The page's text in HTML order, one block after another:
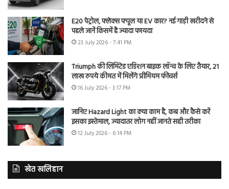
E20 पेट्रोल, फ्लेक्स फ्यूल या EV कार? नई गाड़ी खरीदने से
पहले जानें किसमें है ज्यादा फायदा
23 July 2026 - 7:41 PM
Triumph की लिमिटेड एडिशन बाइक लॉन्च के लिए तैयार, 21
लाख रुपये कीमत में मिलेंगे प्रीमियम फीचर्स
16 July 2026 - 3:17 PM
जानिए Hazard Light का क्या काम है, कब और कैसे करें
इसका इस्तेमाल, ज्यादातर लोग नहीं जानते सही तरीका
12 July 2026 - 6:14 PM
खेत खलिहान